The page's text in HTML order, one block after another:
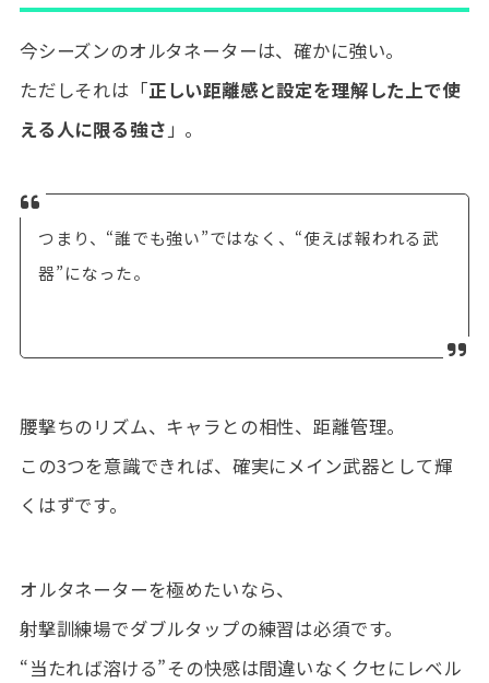
今シーズンのオルタネーターは、確かに強い。
ただしそれは「正しい距離感と設定を理解した上で使
える人に限る強さ」。
つまり、“誰でも強い”ではなく、“使えば報われる武
器”になった。
腰撃ちのリズム、キャラとの相性、距離管理。
この3つを意識できれば、確実にメイン武器として輝
くはずです。
オルタネーターを極めたいなら、
射撃訓練場でダブルタップの練習は必須です。
“当たれば溶ける”その快感は間違いなくクセにレベル